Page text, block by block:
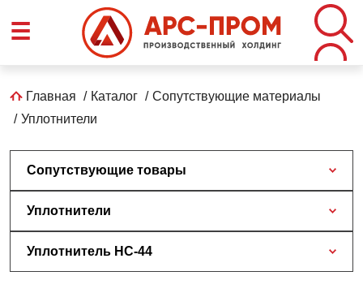
☰
Строка
навигации
Главная Каталог
Сопутствующие материалы
Уплотнители
Сопутствующие товары
Уплотнители
Уплотнитель НС-44